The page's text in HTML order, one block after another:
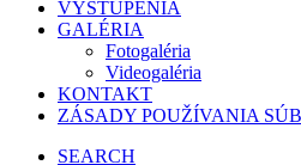
VYSTÚPENIA
GALÉRIA
Fotogaléria
Videogaléria
KONTAKT
ZÁSADY POUŽÍVANIA
SEARCH